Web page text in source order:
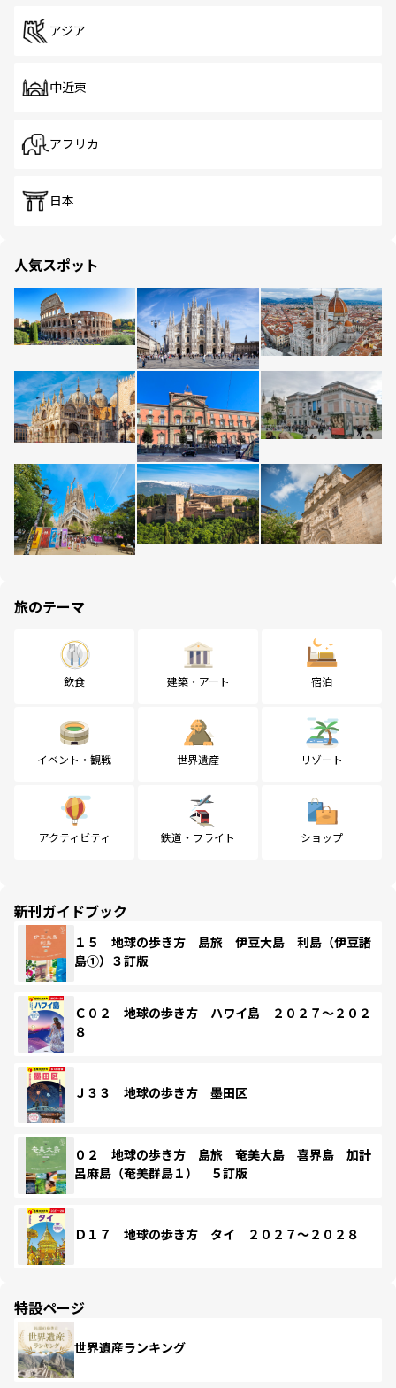
アジア
中近東
アフリカ
日本
人気スポット
旅のテーマ
飲食 建築・アート 宿泊
イベント・観戦 世界遺産 リゾート
アクティビティ 鉄道・フライト ショップ
新刊ガイドブック
１５ 地球の歩き方 島旅 伊豆大島 利島（伊豆諸
島①）３訂版
Ｃ０２ 地球の歩き方 ハワイ島 ２０２７～２０２
８
Ｊ３３ 地球の歩き方 墨田区
０２ 地球の歩き方 島旅 奄美大島 喜界島 加計
呂麻島（奄美群島１） ５訂版
Ｄ１７ 地球の歩き方 タイ ２０２７～２０２８
特設ページ
世界遺産ランキング